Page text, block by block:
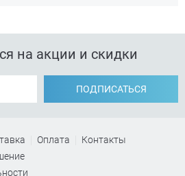
на акции и скидки
ПОДПИСАТЬСЯ
Оплата
Контакты